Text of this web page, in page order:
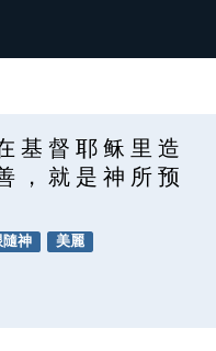
基 督 耶 稣 里 造
， 就 是 神 所 预
隨神 美麗